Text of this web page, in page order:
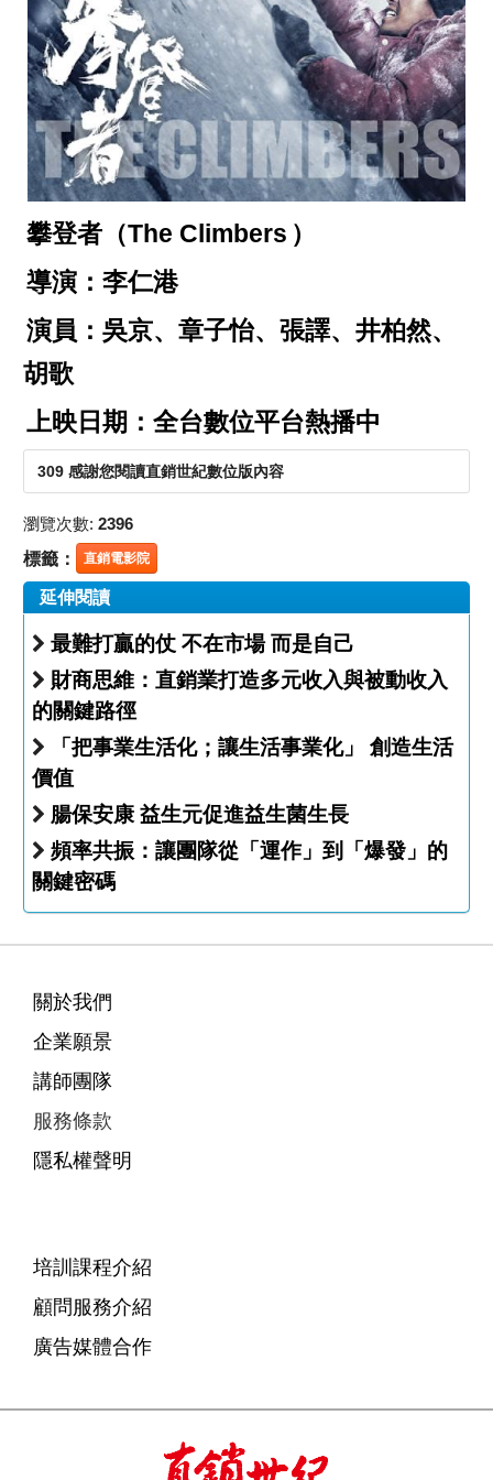
攀登者（The Climbers ）
導演：李仁港
演員：吳京、章子怡、張譯、井柏然、
胡歌
上映日期：全台數位平台熱播中
309 感謝您閱讀直銷世紀數位版內容
瀏覽次數: 2396
標籤： 直銷電影院
延伸閱讀
最難打贏的仗 不在市場 而是自己
財商思維：直銷業打造多元收入與被動收入
的關鍵路徑
「把事業生活化；讓生活事業化」 創造生活
價值
腸保安康 益生元促進益生菌生長
頻率共振：讓團隊從「運作」到「爆發」的
關鍵密碼
關於我們
企業願景
講師團隊
服務條款
隱私權聲明
培訓課程介紹
顧問服務介紹
廣告媒體合作